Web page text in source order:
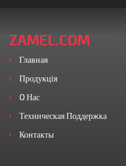
ZAMEL.COM
Главная
Продукція
O Нас
Техническая Поддержка
Контакты